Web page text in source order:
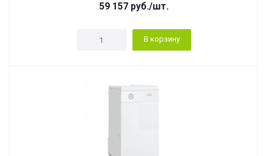
59 157руб./шт.
В корзину